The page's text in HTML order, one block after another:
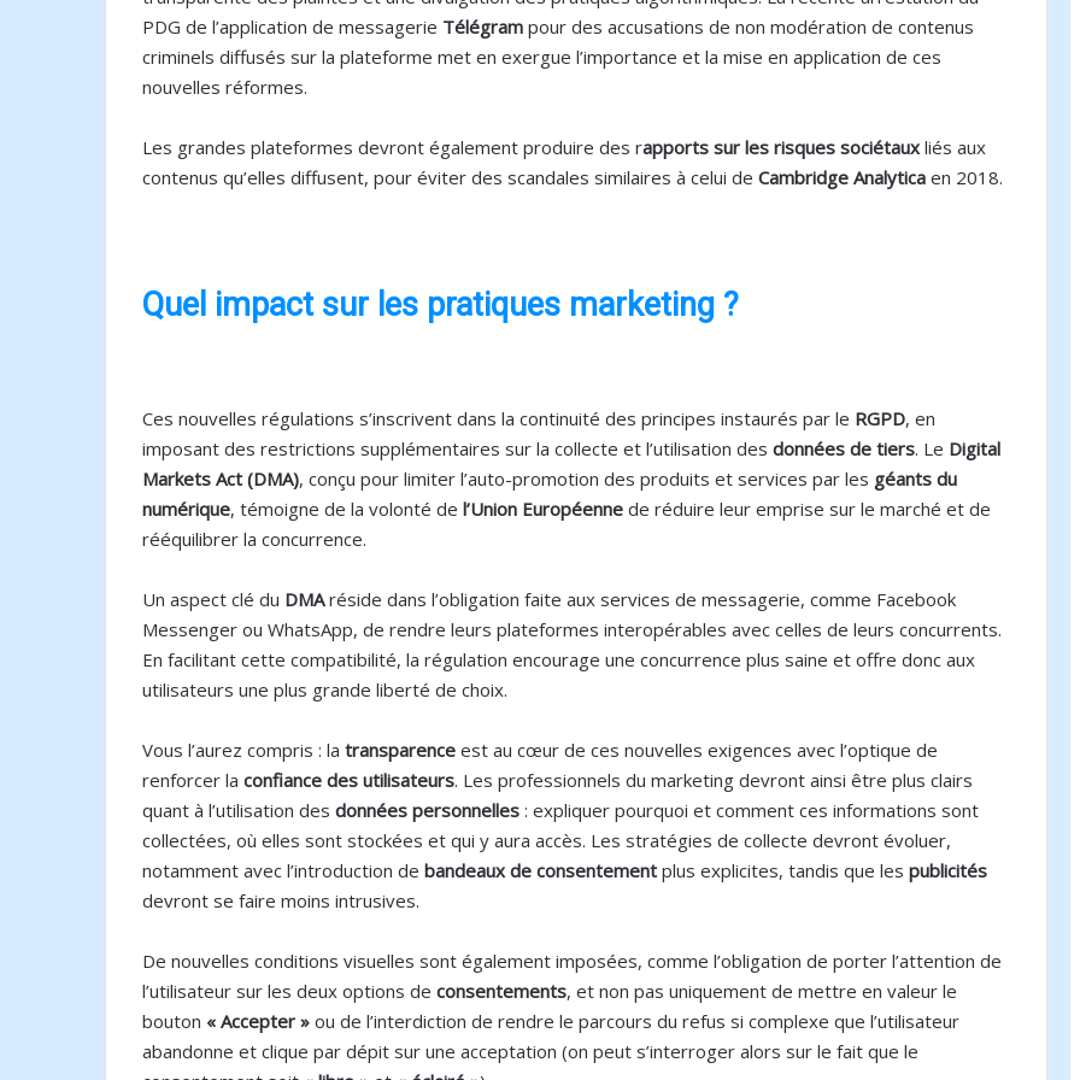
PDG de l’application de messagerie Télégram pour des accusations de non modération de contenus
criminels diffusés sur la plateforme met en exergue l’importance et la mise en application de ces
nouvelles réformes.
Les grandes plateformes devront également produire des rapports sur les risques sociétaux liés aux
contenus qu’elles diffusent, pour éviter des scandales similaires à celui de Cambridge Analytica en 2018.
Quel impact sur les pratiques marketing ?
Ces nouvelles régulations s’inscrivent dans la continuité des principes instaurés par le RGPD, en
imposant des restrictions supplémentaires sur la collecte et l’utilisation des données de tiers. Le Digital
Markets Act (DMA), conçu pour limiter l’auto-promotion des produits et services par les géants du
numérique, témoigne de la volonté de l’Union Européenne de réduire leur emprise sur le marché et de
rééquilibrer la concurrence.
Un aspect clé du DMAréside dans l’obligation faite aux services de messagerie, comme Facebook
Messenger ou WhatsApp, de rendre leurs plateformes interopérables avec celles de leurs concurrents.
En facilitant cette compatibilité, la régulation encourage une concurrence plus saine et offre donc aux
utilisateurs une plus grande liberté de choix.
Vous l’aurez compris : la transparence est au cœur de ces nouvelles exigences avec l’optique de
renforcer la confiance des utilisateurs. Les professionnels du marketing devront ainsi être plus clairs
quant à l’utilisation des données personnelles : expliquer pourquoi et comment ces informations sont
collectées, où elles sont stockées et qui y aura accès. Les stratégies de collecte devront évoluer,
notamment avec l’introduction de bandeaux de consentement plus explicites, tandis que les publicités
devront se faire moins intrusives.
De nouvelles conditions visuelles sont également imposées, comme l’obligation de porter l’attention de
l’utilisateur sur les deux options de consentements, et non pas uniquement de mettre en valeur le
bouton « Accepter » ou de l’interdiction de rendre le parcours du refus si complexe que l’utilisateur
abandonne et clique par dépit sur une acceptation (on peut s’interroger alors sur le fait que le